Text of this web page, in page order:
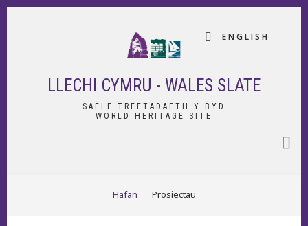
Skip
ENGLISH
LLECHI CYMRU - WALES SLATE
SAFLE TREFTADAETH Y BYD
WORLD HERITAGE SITE
BREADCRUMB
Hafan Prosiectau